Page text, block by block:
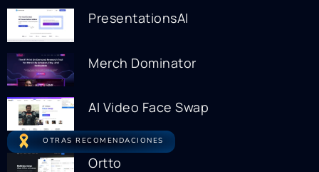
PresentationsAI
Merch Dominator
AI Video Face Swap
OTRAS RECOMENDACIONES
Ortto